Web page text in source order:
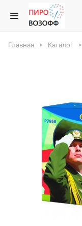
Главная Каталог